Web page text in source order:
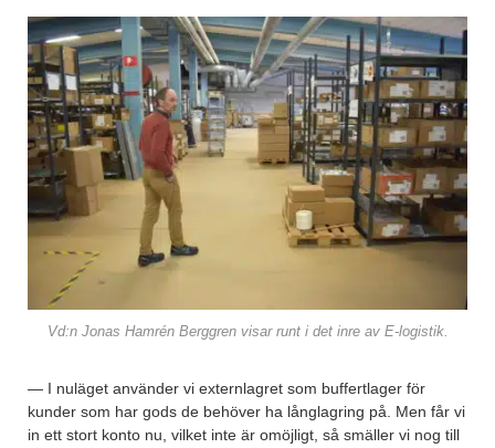
Vd:n Jonas Hamrén Berggren visar runt i det inre av E-logistik.
— I nuläget använder vi externlagret som buffertlager för
kunder som har gods de behöver ha långlagring på. Men får vi
in ett stort konto nu, vilket inte är omöjligt, så smäller vi nog till